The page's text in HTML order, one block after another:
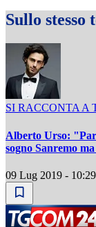
Sullo stesso
SI RACCONTA A
Alberto Urso:
sogno Sanremo
09 Lug 2019 - 10:29